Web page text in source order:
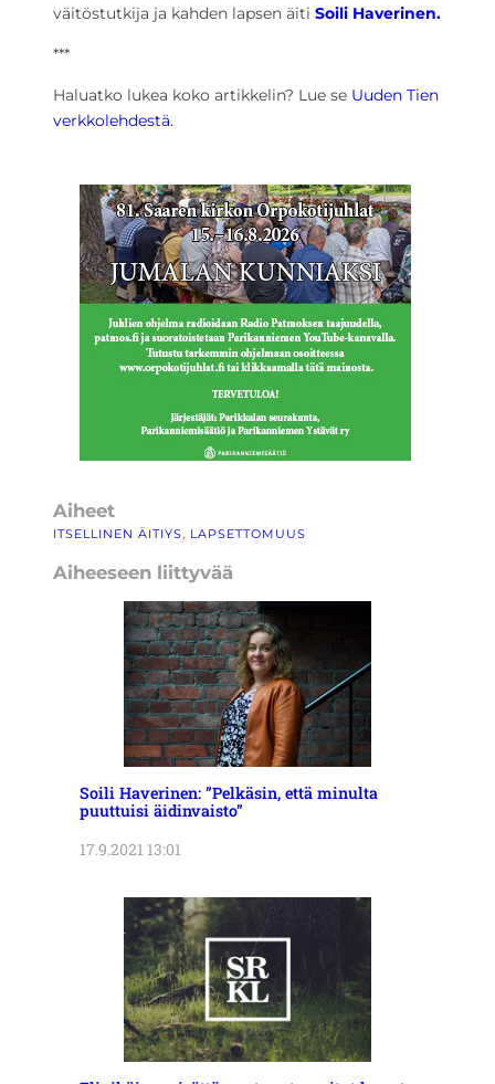
väitöstutkija ja kahden lapsen äiti Soili Haverinen.
***
Haluatko lukea koko artikkelin? Lue se Uuden Tien
verkkolehdestä.
Aiheet
ITSELLINEN ÄITIYS, LAPSETTOMUUS
Aiheeseen liittyvää
Soili Haverinen: ”Pelkäsin, että minulta
puuttuisi äidinvaisto”
17.9.2021 13:01